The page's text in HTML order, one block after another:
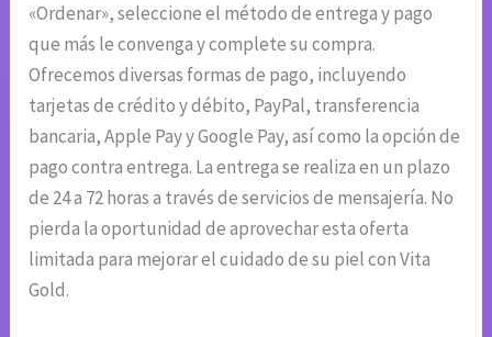
«Ordenar», seleccione el método de entrega y pago
que más le convenga y complete su compra.
Ofrecemos diversas formas de pago, incluyendo
tarjetas de crédito y débito, PayPal, transferencia
bancaria, Apple Pay y Google Pay, así como la opción de
pago contra entrega. La entrega se realiza en un plazo
de 24 a 72 horas a través de servicios de mensajería. No
pierda la oportunidad de aprovechar esta oferta
limitada para mejorar el cuidado de su piel con Vita
Gold.